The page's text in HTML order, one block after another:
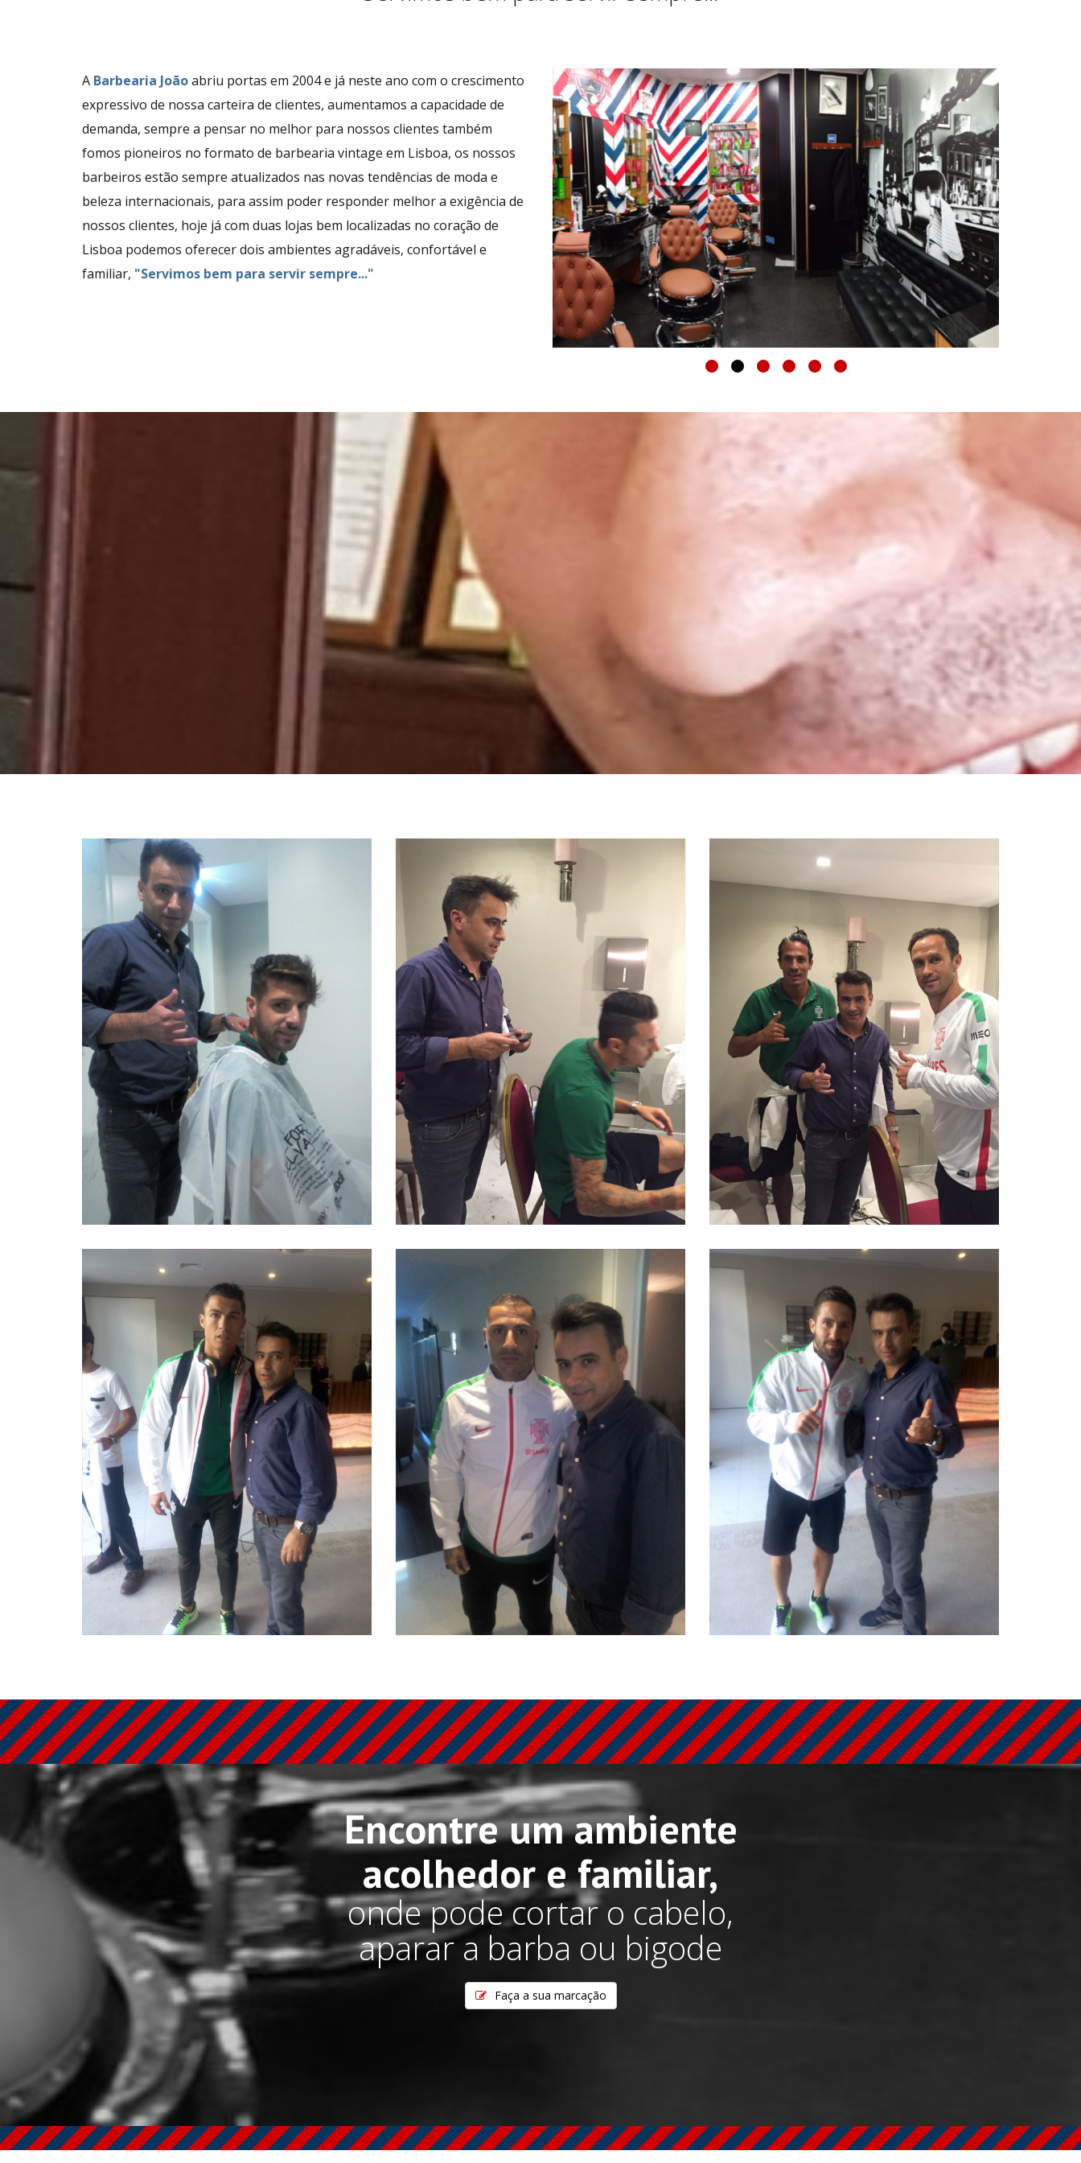
A Barbearia Joãoabriu portas em 2004 e já neste ano com o crescimento
expressivo de nossa carteira de clientes, aumentamos a capacidade de
demanda, sempre a pensar no melhor para nossos clientes também
fomos pioneiros no formato de barbearia vintage em Lisboa, os nossos
barbeiros estão sempre atualizados nas novas tendências de moda e
beleza internacionais, para assim poder responder melhor a exigência de
nossos clientes, hoje já com duas lojas bem localizadas no coração de
Lisboa podemos oferecer dois ambientes agradáveis, confortável e
familiar, "Servimos bem para servir sempre..."
Encontre um ambiente
acolhedor e familiar,
onde pode cortar o cabelo,
aparar a barba ou bigode
Faça a sua marcação